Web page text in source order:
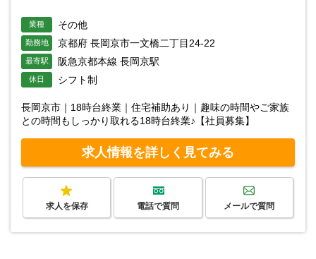
業種 その他
勤務地 京都府 長岡京市一文橋二丁目24-22
最寄駅 阪急京都本線 長岡京駅
休日 シフト制
長岡京市｜18時台終業｜住宅補助あり｜趣味の時間やご家族
との時間もしっかり取れる18時台終業♪【社員募集】
求人情報を詳しく見てみる
求人を保存 電話で質問 メールで質問